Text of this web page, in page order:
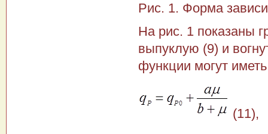
Рис. 1. Форма
На рис. 1 показаны
выпуклую (9) и
функции могут
(11),